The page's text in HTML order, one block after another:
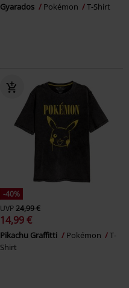
Gyarados Pokémon T-Shirt
-40%
UVP24,99 €
14,99 €
Pikachu Graffitti Pokémon
T-
Shirt